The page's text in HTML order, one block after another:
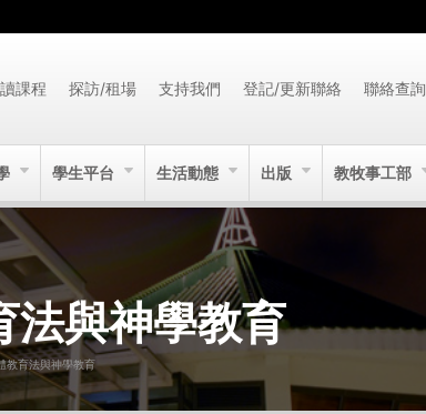
課程 探訪/租場 支持我們 登記/更新聯絡 聯絡查詢
學生平台 生活動態 出版 教牧事工部
與神學教育
教育法與神學教育